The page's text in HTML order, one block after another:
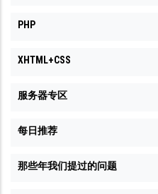
PHP
XHTML+CSS
服务器专区
每日推荐
那些年我们提过的问题